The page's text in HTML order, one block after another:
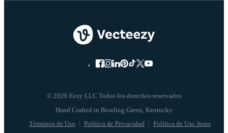
© 2026 Eezy LLC Todos los derechos reservados
Términos de Uso Política de Privacidad Política de Uso Justo